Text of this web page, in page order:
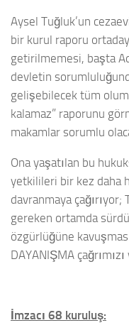
Aysel Tuğluk’un
bir kurul raporu
getirilmemesi, başta
devletin
gelişebilecek tüm
kalamaz” raporunu
makamlar sorumlu
Ona yaşatılan bu
yetkilileri bir kez daha
davranmaya çağırıyor;
gereken ortamda
özgürlüğüne
DAYANIŞMA
İmzacı 68 kuruluş: